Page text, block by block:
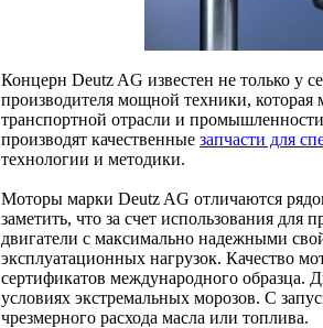
Концерн Deutz AG известен не только у
производителя мощной техники,
транспортной отрасли и
производят качественные запчасти для
технологии и методики.
Моторы марки Deutz AG отличаются
заметить, что за счет использования для
двигатели с максимально надежными
эксплуатационных нагрузок. Качество
сертификатов международного образца.
условиях экстремальных морозов. С
чрезмерного расхода масла или топлива.